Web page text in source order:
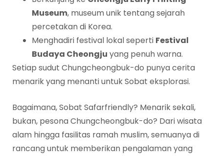
Museum, museum unik tentang sejarah
percetakan di Korea.
Menghadiri festival lokal seperti Festival
Budaya Cheongju yang penuh warna.
Setiap sudut Chungcheongbuk-do punya cerita
menarik yang menanti untuk Sobat eksplorasi.
Bagaimana, Sobat Safarfriendly? Menarik sekali,
bukan, pesona Chungcheongbuk-do? Dari wisata
alam hingga fasilitas ramah muslim, semuanya di
rancang untuk memberikan pengalaman yang